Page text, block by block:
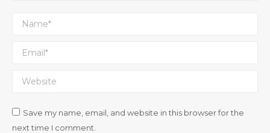
Name *
Email *
Website
Save my name, email, and website in this browser for the
next time I comment.